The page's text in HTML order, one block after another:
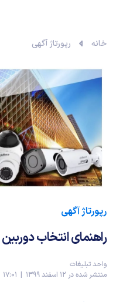
خانه رپورتاژ آگهی
رپورتاژ آگهی
راهنمای انتخاب
واحد تبلیغات
منتشر شده در 12 اسفند 1399 | 17:01